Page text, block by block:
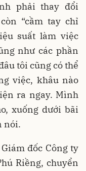
phải thay đổi
“cầm tay chỉ
suất làm việc
như các phần
tôi cũng có thể
việc, khâu nào
ra ngay. Mình
xuống dưới bãi
nói.
đốc Công ty
Riềng, chuyển